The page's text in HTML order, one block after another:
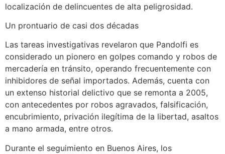
localización de delincuentes de alta peligrosidad.
Un prontuario de casi dos décadas
Las tareas investigativas revelaron que Pandolfi es
considerado un pionero en golpes comando y robos de
mercadería en tránsito, operando frecuentemente con
inhibidores de señal importados. Además, cuenta con
un extenso historial delictivo que se remonta a 2005,
con antecedentes por robos agravados, falsificación,
encubrimiento, privación ilegítima de la libertad, asaltos
a mano armada, entre otros.
Durante el seguimiento en Buenos Aires, los